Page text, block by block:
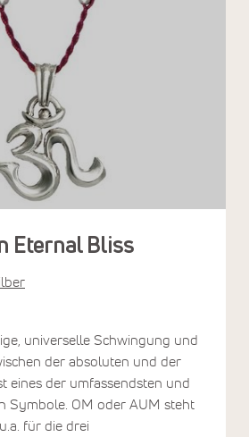
Eternal Bliss
universelle Schwingung und
der absoluten und der
eines der umfassendsten und
Symbole. OM oder AUM steht
für die drei